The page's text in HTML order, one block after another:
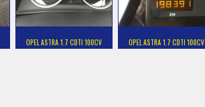
OPEL ASTRA 1.7 CDTI 100CV OPEL ASTRA 1.7 CDTI 100CV